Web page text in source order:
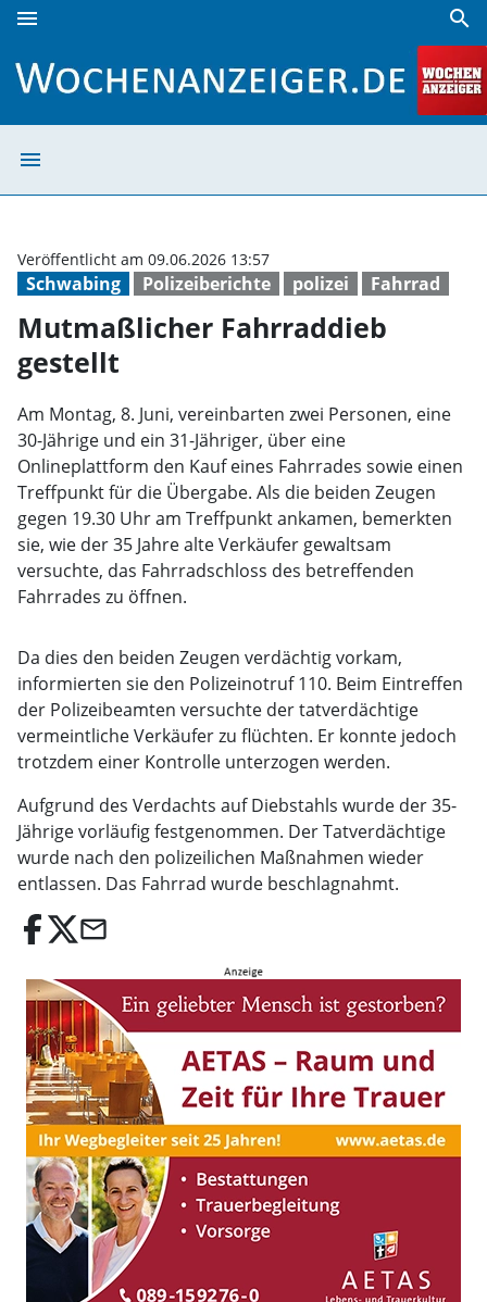
menu search
menu
Schwabing Polizeiberichte polizei Fahrrad
Veröffentlicht am 09.06.2026 13:57
Mutmaßlicher Fahrraddieb
gestellt
Am Montag, 8. Juni, vereinbarten zwei Personen, eine
30-Jährige und ein 31-Jähriger, über eine
Onlineplattform den Kauf eines Fahrrades sowie einen
Treffpunkt für die Übergabe. Als die beiden Zeugen
gegen 19.30 Uhr am Treffpunkt ankamen, bemerkten
sie, wie der 35 Jahre alte Verkäufer gewaltsam
versuchte, das Fahrradschloss des betreffenden
Fahrrades zu öffnen.
Da dies den beiden Zeugen verdächtig vorkam,
informierten sie den Polizeinotruf 110. Beim Eintreffen
der Polizeibeamten versuchte der tatverdächtige
vermeintliche Verkäufer zu flüchten. Er konnte jedoch
trotzdem einer Kontrolle unterzogen werden.
Aufgrund des Verdachts auf Diebstahls wurde der 35-
Jährige vorläufig festgenommen. Der Tatverdächtige
wurde nach den polizeilichen Maßnahmen wieder
entlassen. Das Fahrrad wurde beschlagnahmt.
email